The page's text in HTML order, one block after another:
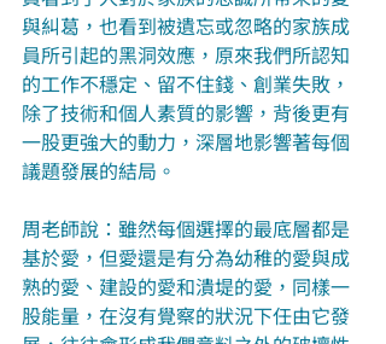
與糾葛，也看到被遺忘或忽略的家族成
員所引起的黑洞效應，原來我們所認知
的工作不穩定、留不住錢、創業失敗，
除了技術和個人素質的影響，背後更有
一股更強大的動力，深層地影響著每個
議題發展的結局。
周老師說：雖然每個選擇的最底層都是
基於愛，但愛還是有分為幼稚的愛與成
熟的愛、建設的愛和潰堤的愛，同樣一
股能量，在沒有覺察的狀況下任由它發